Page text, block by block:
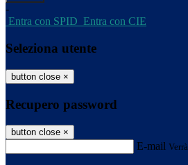
-
Entra con SPID Entra con CIE
Seleziona utente
button close ×
Recupero password
button close ×
E-mail